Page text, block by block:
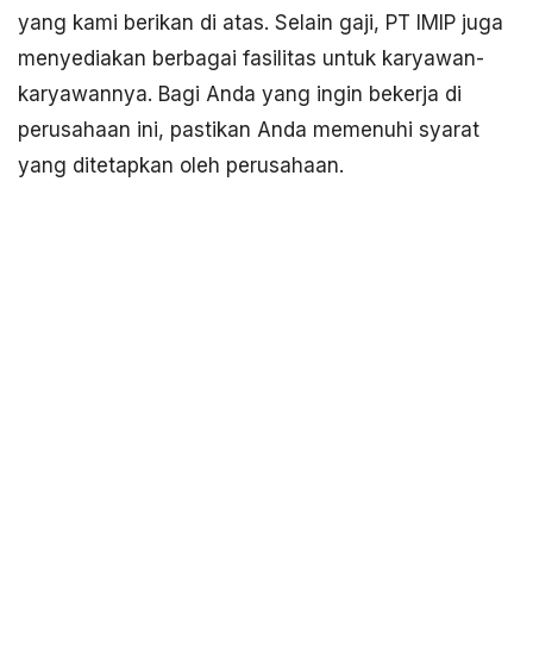
yang kami berikan di atas. Selain gaji, PT IMIP juga
menyediakan berbagai fasilitas untuk karyawan-
karyawannya. Bagi Anda yang ingin bekerja di
perusahaan ini, pastikan Anda memenuhi syarat
yang ditetapkan oleh perusahaan.